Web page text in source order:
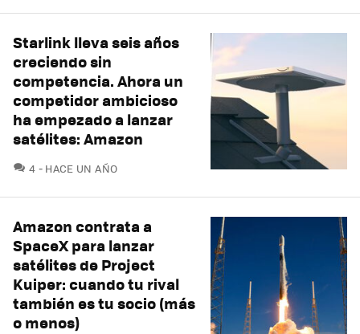
Starlink lleva seis años
creciendo sin
competencia. Ahora un
competidor ambicioso
ha empezado a lanzar
satélites: Amazon
4 COMENTARIOS
HACE UN AÑO
Amazon contrata a
SpaceX para lanzar
satélites de Project
Kuiper: cuando tu rival
también es tu socio (más
o menos)